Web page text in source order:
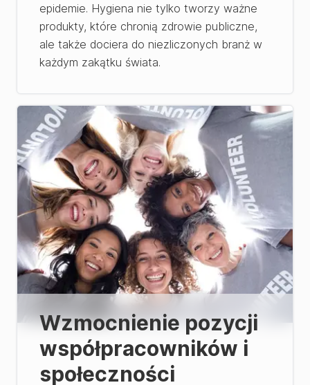
epidemie. Hygiena nie tylko tworzy ważne
produkty, które chronią zdrowie publiczne,
ale także dociera do niezliczonych branż w
każdym zakątku świata.
Wzmocnienie pozycji
współpracowników i
społeczności